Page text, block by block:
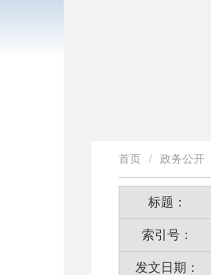
首页 / 政务公开
标题：
索引号：
发文日期：